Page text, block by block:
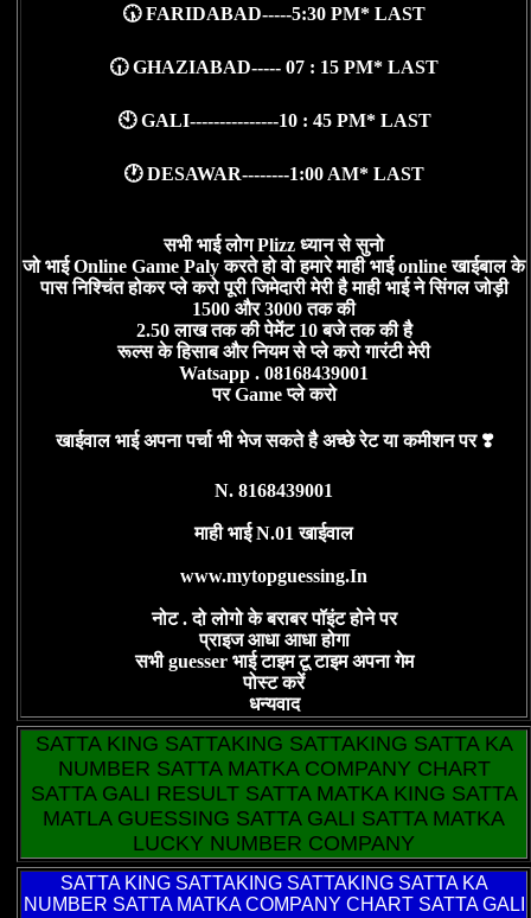
🕠 FARIDABAD-----5:30 PM* LAST
🕡 GHAZIABAD----- 07 : 15 PM* LAST
🕙 GALI---------------10 : 45 PM* LAST
🕐 DESAWAR--------1:00 AM* LAST
सभी भाई लोग Plizz ध्यान से सुनो
जो भाई Online Game Paly करते हो वो हमारे माही भाई online खाईबाल के
पास निश्चिंत होकर प्ले करो पूरी जिमेदारी मेरी है माही भाई ने सिंगल जोड़ी
1500 और 3000 तक की
2.50 लाख तक की पेमेंट 10 बजे तक की है
रूल्स के हिसाब और नियम से प्ले करो गारंटी मेरी
Watsapp . 08168439001
पर Game प्ले करो
खाईवाल भाई अपना पर्चा भी भेज सकते है अच्छे रेट या कमीशन पर ❣️
N. 8168439001
माही भाई N.01 खाईवाल
www.mytopguessing.In
नोट . दो लोगो के बराबर पॉइंट होने पर
प्राइज आधा आधा होगा
सभी guesser भाई टाइम टू टाइम अपना गेम
पोस्ट करें
धन्यवाद
SATTA KING SATTAKING SATTAKING SATTA KA
NUMBER SATTA MATKA COMPANY CHART
SATTA GALI RESULT SATTA MATKA KING SATTA
MATLA GUESSING SATTA GALI SATTA MATKA
LUCKY NUMBER COMPANY
SATTA KINGSATTAKING SATTAKING SATTA KA
NUMBER SATTA MATKA COMPANY CHART SATTA GALI